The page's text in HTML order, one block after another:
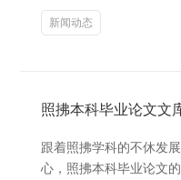
新闻动态
照拂本科毕业论文文
跟着照拂学科的不休发
心，照拂本科毕业论文